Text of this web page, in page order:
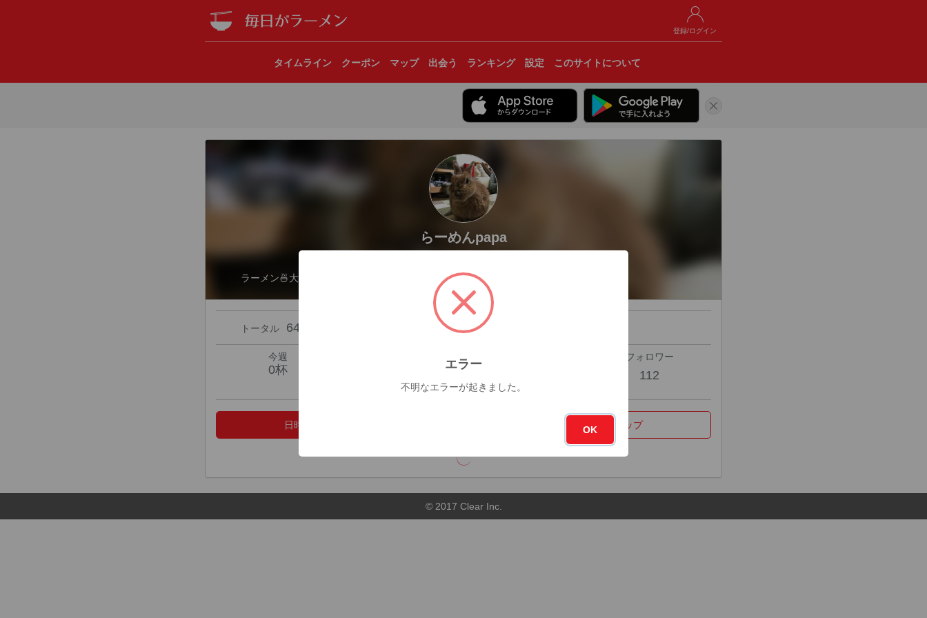
登録/ログイン
タイムライン クーポン マップ 出会う ランキング 設定 このサイトについて
らーめんpapa
ラーメン🍜大好き人間
トータル 641杯
今週
0杯
フォロワー
112
日時順 マップ
© 2017 Clear Inc.
エラー
不明なエラーが起きました。
OK